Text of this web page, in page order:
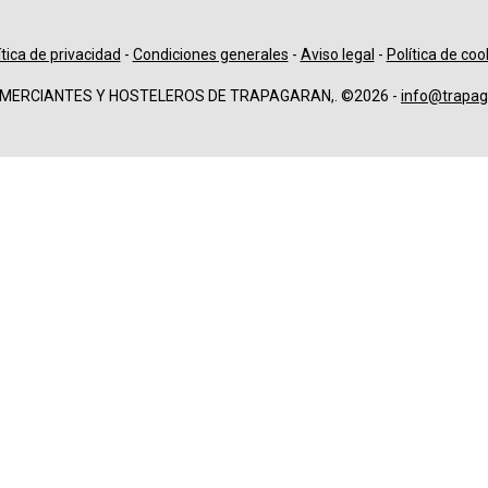
de privacidad - Condiciones generales - Aviso legal - Política de
Y HOSTELEROS DE TRAPAGARAN,. ©2026 -